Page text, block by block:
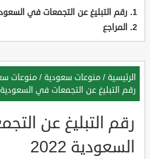
رقم التبليغ عن التجمعات في السعودية
المراجع
الرئيسية / منوعات سعودية / منوعات
رقم التبليغ عن التجمعات في السعودية 2022
رقم التبليغ عن
السعودية 2022